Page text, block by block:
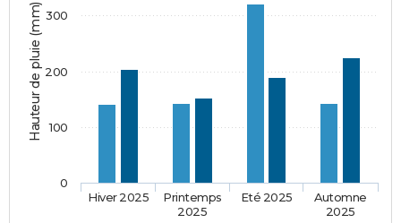
Hauteur de pluie (mm)
Hiver 2025
Printemps
2025
Eté 2025
Automne
2025
0
100
200
300